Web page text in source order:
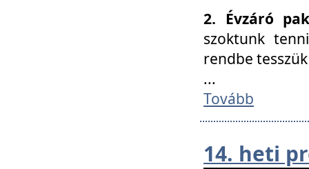
2. Évzáró
szoktunk
rendbe
...
Tovább
14. heti